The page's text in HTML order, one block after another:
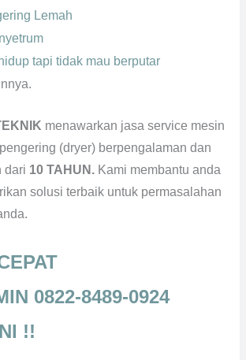
Lemah
tapi tidak mau berputar
menawarkan jasa service mesin
(dryer) berpengalaman dan
dari 10 TAHUN.Kami membantu anda
solusi terbaik untuk permasalahan
0822-8489-0924
!!